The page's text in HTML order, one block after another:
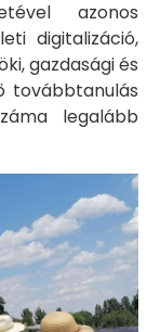
azonos
digitalizáció,
gazdasági és
továbbtanulás
legalább